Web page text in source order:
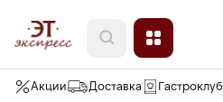
Акции Доставка Гастроклуб